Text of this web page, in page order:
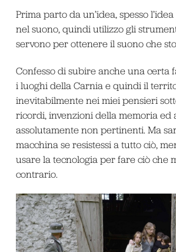
Prima parto da un’idea, spesso
nel suono, quindi utilizzo gli
servono per ottenere il suono che
Confesso di subire anche una certa
i luoghi della Carnia e quindi il
inevitabilmente nei miei pensieri
ricordi, invenzioni della memoria ed
assolutamente non pertinenti. Ma
macchina se resistessi a tutto ciò,
usare la tecnologia per fare ciò che
contrario.